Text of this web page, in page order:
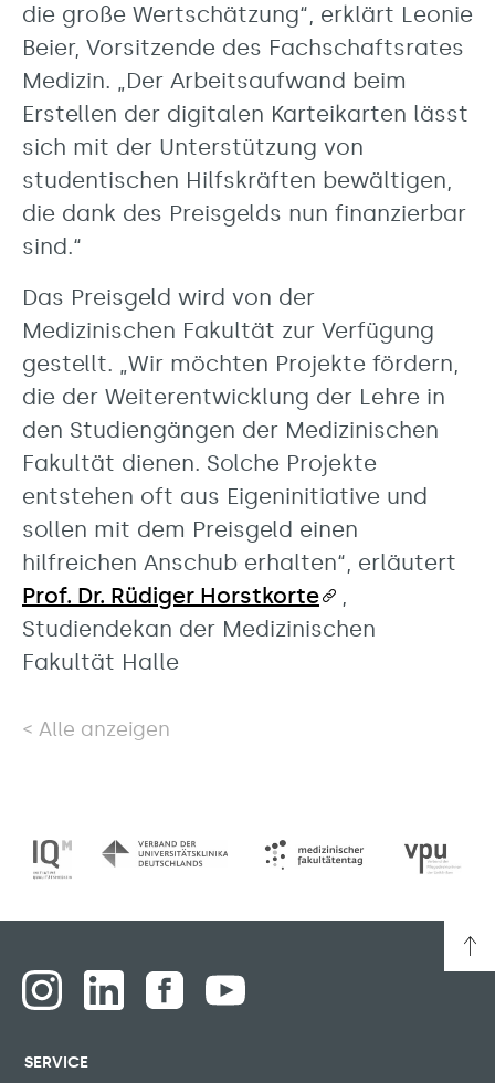
die große Wertschätzung“, erklärt Leonie
Beier, Vorsitzende des Fachschaftsrates
Medizin. „Der Arbeitsaufwand beim
Erstellen der digitalen Karteikarten lässt
sich mit der Unterstützung von
studentischen Hilfskräften bewältigen,
die dank des Preisgelds nun finanzierbar
sind.“
Das Preisgeld wird von der
Medizinischen Fakultät zur Verfügung
gestellt. „Wir möchten Projekte fördern,
die der Weiterentwicklung der Lehre in
den Studiengängen der Medizinischen
Fakultät dienen. Solche Projekte
entstehen oft aus Eigeninitiative und
sollen mit dem Preisgeld einen
hilfreichen Anschub erhalten“, erläutert
Prof. Dr. Rüdiger Horstkorte
,
Studiendekan der Medizinischen
Fakultät Halle
Alle anzeigen
SERVICE